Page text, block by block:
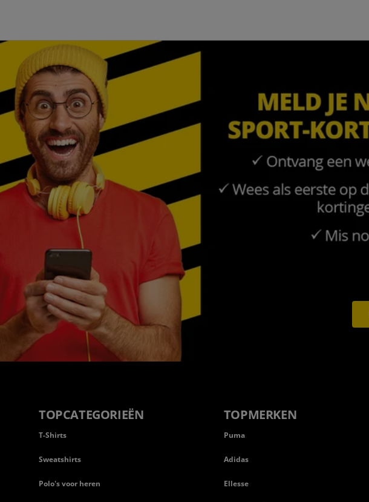
TOPCATEGORIEËN
T-Shirts
Sweatshirts
Polo's voor heren
TOPMERKEN
Puma
Adidas
Ellesse